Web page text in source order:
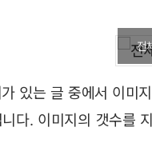
전
있는 글 중에서 이미
다. 이미지의 갯수를